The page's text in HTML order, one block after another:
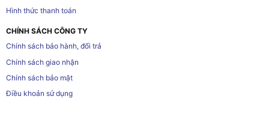
Hình thức thanh toán
CHÍNH SÁCH CÔNG TY
Chính sách bảo hành, đổi trả
Chính sách giao nhận
Chính sách bảo mật
Điều khoản sử dụng